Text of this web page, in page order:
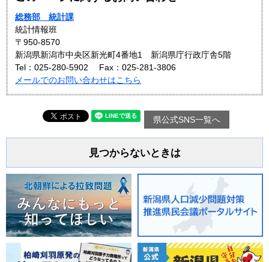
総務部 統計課
統計情報班
〒950-8570
新潟県新潟市中央区新光町4番地1 新潟県庁行政庁舎5階
Tel：025-280-5902
Fax：025-281-3806
メールでのお問い合わせはこちら
県公式SNS一覧へ
見つからないときは